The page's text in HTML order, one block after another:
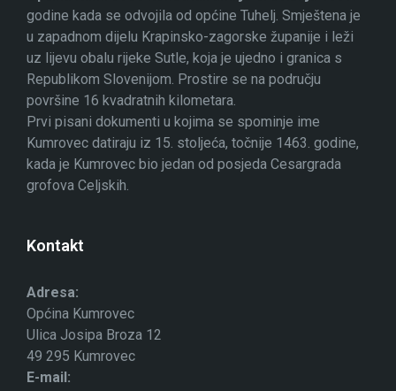
godine kada se odvojila od općine Tuhelj. Smještena je
u zapadnom dijelu Krapinsko-zagorske županije i leži
uz lijevu obalu rijeke Sutle, koja je ujedno i granica s
Republikom Slovenijom. Prostire se na području
površine 16 kvadratnih kilometara.
Prvi pisani dokumenti u kojima se spominje ime
Kumrovec datiraju iz 15. stoljeća, točnije 1463. godine,
kada je Kumrovec bio jedan od posjeda Cesargrada
grofova Celjskih.
Kontakt
Adresa:
Općina Kumrovec
Ulica Josipa Broza 12
49 295 Kumrovec
E-mail: